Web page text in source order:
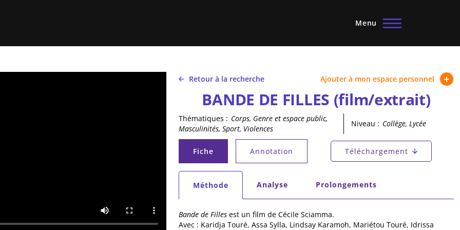
Menu
Retour à la recherche Ajouter à mon espace personnel
BANDE DE FILLES (film/extrait)
Thématiques : Corps, Genre et espace public,
Masculinités, Sport, Violences
Niveau : Collège, Lycée
Onglets principaux
Fiche
(onglet actif) Annotation Téléchargement
Onglets secondaires
Méthode
(onglet actif) Analyse Prolongements
Bande de Filles est un film de Cécile Sciamma.
Avec : Karidja Touré, Assa Sylla, Lindsay Karamoh, Mariétou Touré, Idrissa